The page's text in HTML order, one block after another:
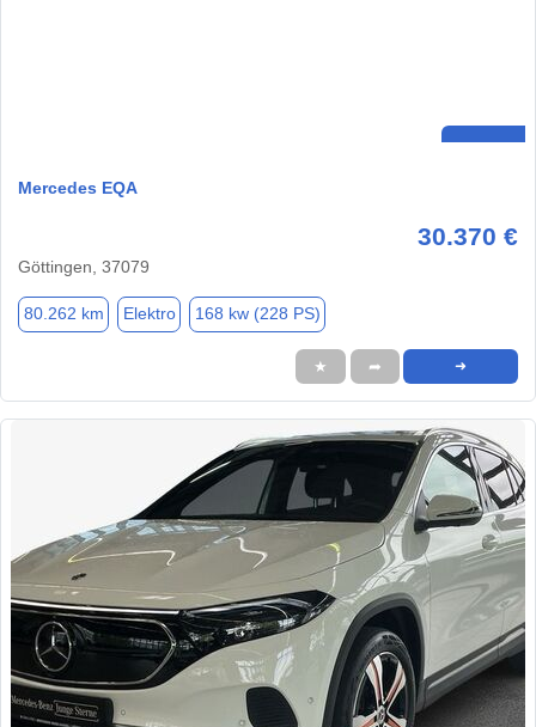
Mercedes EQA
30.370 €
Göttingen, 37079
80.262 km Elektro 168 kw (228 PS)
★ ➦ ➜